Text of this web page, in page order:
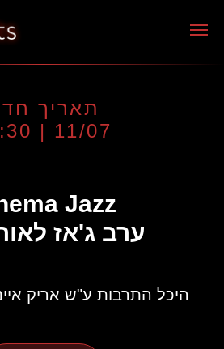
תאריך
11/07 | 20:30
Jazz
ערב ג'אז
היכל התרבות ע"ש אריק